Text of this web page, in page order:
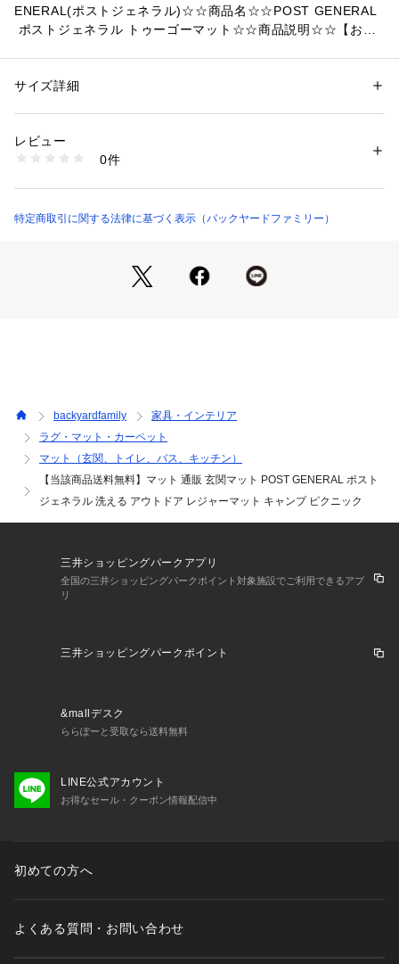
ENERAL(ポストジェネラル)☆☆商品名☆☆POST GENERAL
ポストジェネラル トゥーゴーマット☆☆商品説明☆☆【おし
えるちょうどいい大きさ】☆・玄関マットや、テントサイトの
の透過を防ぐ、UV加工糸を使用。変色なども防いで劣化しに
くい◎☆【丸洗いできてお手入れラクラク】☆・汚れても洗濯
☆・毛羽立ちを抑えた仕上がりで、季節問わず重宝。素足で触
ペース。☆【インテリアシーンを彩るデザイン】☆・インパク
トのあるアニマル柄、こなれ感がアップするネイティブ柄等！
ご了承ください。☆☆重量☆☆約500g☆☆注意点☆☆※洗濯機
可☆ ※ドライクリーニング 不可☆※乾燥機 不可☆※長時間日
光にあたったり、摩擦、水漏れなどによる色落ちや色移りする
ことがあります。☆※お取り扱いの際は、商品やパッケージな
どに記載されている品質表示、アテンションタグ、ご使用上の
願います。☆☆☆☆☆☆☆★検索キーワード★マット 通販 玄関
マット POST GENERAL ポストジェネラル 洗える アウトドア
フト クレエ
性別：レディース
（玄関、トイレ、バス、キッチン）
4370000021262
サイズ詳細
レビュー
0件
特定商取引に関する法律に基づく表示（バックヤードファミリー）
backyardfamily
家具・インテリア
ラグ・マット・カーペット
マット（玄関、トイレ、バス、キッチン）
【当該商品送料無料】マット 通販 玄関マット POST GENERAL ポスト
ジェネラル 洗える アウトドア レジャーマット キャンプ ピクニック
三井ショッピングパークアプリ
全国の三井ショッピングパークポイント対象施設でご利用できるアプ
リ
三井ショッピングパークポイント
&mallデスク
ららぽーと受取なら送料無料
LINE公式アカウント
お得なセール・クーポン情報配信中
初めての方へ
よくある質問・お問い合わせ